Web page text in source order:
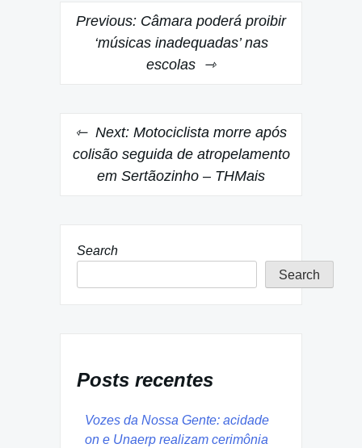
Post
navigation
Previous: Câmara poderá proibir
‘músicas inadequadas’ nas
escolas
Next: Motociclista morre após
colisão seguida de atropelamento
em Sertãozinho – THMais
Search
Search
Posts recentes
Vozes da Nossa Gente: acidade
on e Unaerp realizam cerimônia